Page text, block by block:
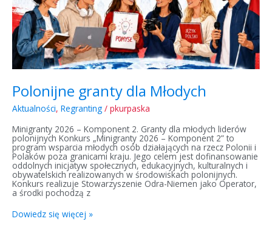
Polonijne granty dla Młodych
Aktualności, Regranting / pkurpaska
Minigranty 2026 – Komponent 2. Granty dla młodych liderów
polonijnych Konkurs „Minigranty 2026 – Komponent 2” to
program wsparcia młodych osób działających na rzecz Polonii i
Polaków poza granicami kraju. Jego celem jest dofinansowanie
oddolnych inicjatyw społecznych, edukacyjnych, kulturalnych i
obywatelskich realizowanych w środowiskach polonijnych.
Konkurs realizuje Stowarzyszenie Odra-Niemen jako Operator,
a środki pochodzą z
Dowiedz się więcej »